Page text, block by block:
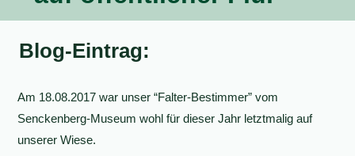
Blog-Eintrag:
Am 18.08.2017 war unser “Falter-Bestimmer” vom
Senckenberg-Museum wohl für dieser Jahr letztmalig auf
unserer Wiese.